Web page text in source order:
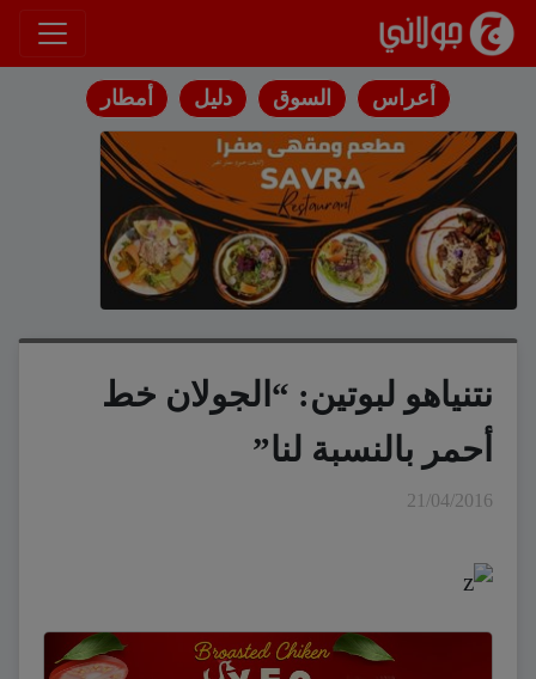
انتقل إلى المحتوى
أعراس السوق دليل أمطار
نتنياهو لبوتين: “الجولان خط
أحمر بالنسبة لنا”
21/04/2016